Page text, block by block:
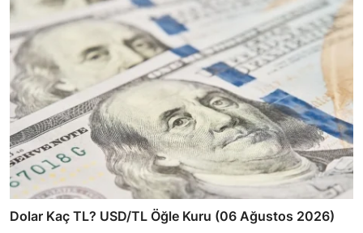
Dolar Kaç TL? USD/TL Öğle Kuru (06 Ağustos 2026)